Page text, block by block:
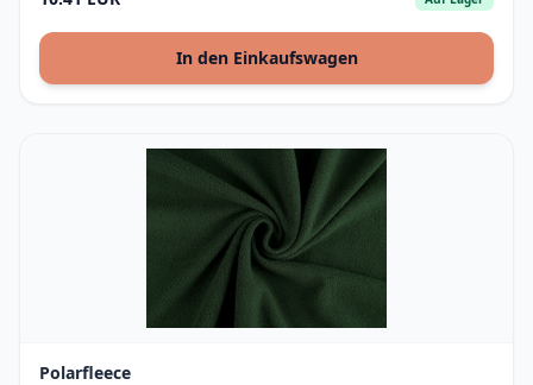
In den Einkaufswagen
Polarfleece